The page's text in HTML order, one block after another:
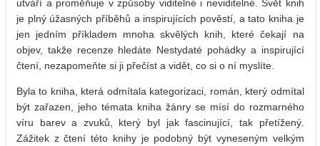
utváří a proměňuje v způsoby viditelné i neviditelné. Svět knih
je plný úžasných příběhů a inspirujících pověstí, a tato kniha je
jen jedním příkladem mnoha skvělých knih, které čekají na
objev, takže recenze hledáte Nestydaté pohádky a inspirující
čtení, nezapomeňte si ji přečíst a vidět, co si o ní myslíte.
Byla to kniha, která odmítala kategorizaci, román, který odmítal
být zařazen, jeho témata kniha žánry se mísí do rozmarného
víru barev a zvuků, který byl jak fascinující, tak přetížený.
Zážitek z čtení této knihy je podobný být vyneseným velkým